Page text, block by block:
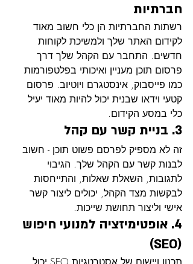
חברתיות
רשתות החברתיות הן כלי חשוב מאוד
לקידום האתר שלך ולמשיכת לקוחות
חדשים. התחבר עם הקהל שלך דרך
פרסום תוכן מעניין ואיכותי בפלטפורמות
כמו פייסבוק, אינסטגרם ויוטיוב. פרסום
קטעי וידאו שבנית יכול להיות מאוד יעיל
כלי במסע הקידום.
3. בניית קשר עם קהל
זה לא מספיק לפרסם פשוט תוכן - חשוב
לבנות קשר עם הקהל שלך. הגיבוי
לתגובות, השאלת שאלות, והתייחסות
לבקשות מצד הקהל, יכולים ליצור קשר
אישי וליצור תחושת שייכות.
4. אופטימיזציה למנועי חיפוש
(SEO)